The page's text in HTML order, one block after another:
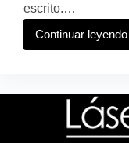
escrito.…
Continuar leyendo